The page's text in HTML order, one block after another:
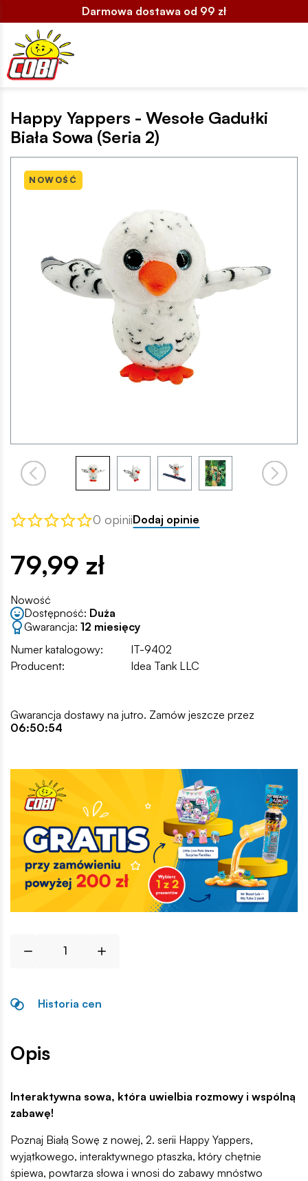
Darmowa dostawa od 99 zł
Happy Yappers - Wesołe Gadułki
Biała Sowa (Seria 2)
NOWOŚĆ
0 opiniiDodaj opinie
79,99 zł
Nowość
Dostępność: Duża
Gwarancja: 12 miesięcy
Numer katalogowy:
IT-9402
Producent:
Idea Tank LLC
Gwarancja dostawy na jutro. Zamów jeszcze przez
06:50:54
Historia cen
Opis
Interaktywna sowa, która uwielbia rozmowy i wspólną
zabawę!
Poznaj Białą Sowę z nowej, 2. serii Happy Yappers,
wyjątkowego, interaktywnego ptaszka, który chętnie
śpiewa, powtarza słowa i wnosi do zabawy mnóstwo